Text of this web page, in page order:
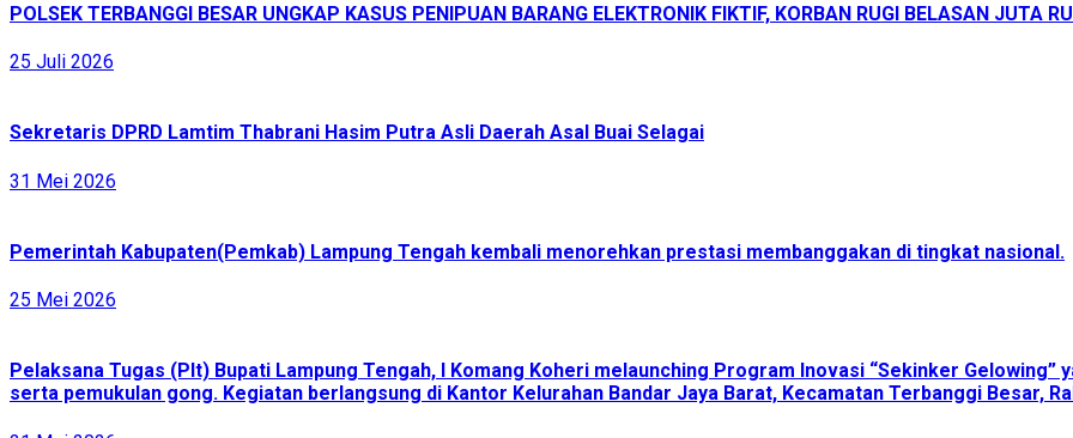
POLSEK TERBANGGI BESAR UNGKAP KASUS PENIPUAN BARANG ELEKTRONIK FIKTIF, KORBAN RUGI BELASAN JUTA
25 Juli 2026
Sekretaris DPRD Lamtim Thabrani Hasim Putra Asli Daerah Asal Buai Selagai
31 Mei 2026
Pemerintah Kabupaten(Pemkab) Lampung Tengah kembali menorehkan prestasi membanggakan di tingkat nasional.
25 Mei 2026
Pelaksana Tugas (Plt) Bupati Lampung Tengah, I Komang Koheri melaunching Program Inovasi “Sekinker
serta pemukulan gong. Kegiatan berlangsung di Kantor Kelurahan Bandar Jaya Barat, Kecamatan Terbanggi Besar,